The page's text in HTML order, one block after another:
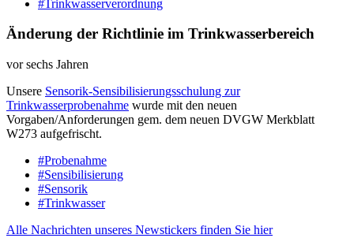
#Trinkwasserverordnung
Änderung der Richtlinie im Trinkwasserbereich
vor sechs Jahren
Unsere Sensorik-​Sensibilisierungsschulung zur
Trinkwasserprobenahme wurde mit den neuen
Vorgaben/Anforderungen gem. dem neuen DVGW Merkblatt
W273 aufgefrischt.
#Probenahme
#Sensibilisierung
#Sensorik
#Trinkwasser
Alle Nachrichten unseres Newstickers finden Sie hier